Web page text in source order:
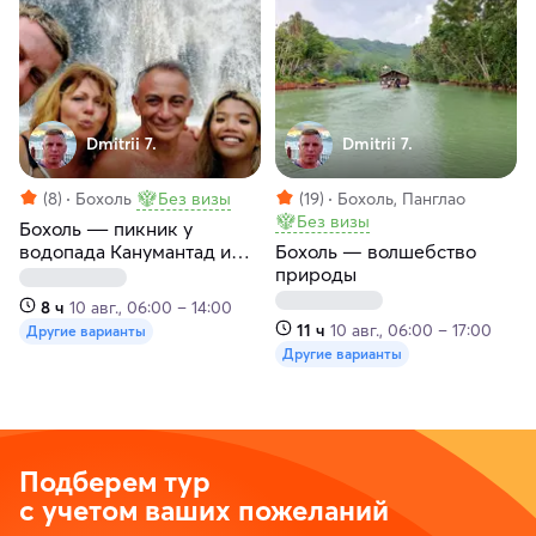
Dmitrii 7.
(8) Бохоль Без визы
Бохоль ― пикник у
водопада Канумантад и
пещерный бассейн
Cabagnow Pool Cave
8 ч 10 авг., 06:00 – 14:00
Другие варианты
Dmitrii 7.
(19)
Бохоль, Панглао
Без визы
Бохоль — волшебство
природы
11 ч 10 авг., 06:00 – 17:00
Другие варианты
Подберем тур
с учетом ваших пожеланий